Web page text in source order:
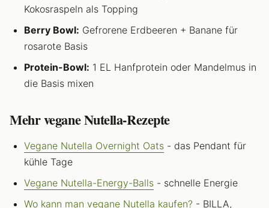
Kokosraspeln als Topping
Berry Bowl: Gefrorene Erdbeeren + Banane für
rosarote Basis
Protein-Bowl: 1 EL Hanfprotein oder Mandelmus in
die Basis mixen
Mehr vegane Nutella-Rezepte
Vegane Nutella Overnight Oats - das Pendant für
kühle Tage
Vegane Nutella-Energy-Balls - schnelle Energie
Wo kann man vegane Nutella kaufen? - BILLA,